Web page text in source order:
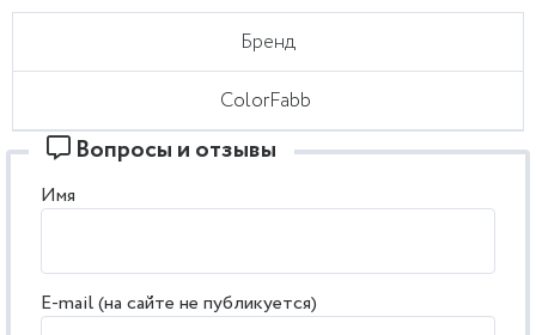
Бренд
ColorFabb
Вопросы и отзывы
Имя
E-mail (на сайте не публикуется)